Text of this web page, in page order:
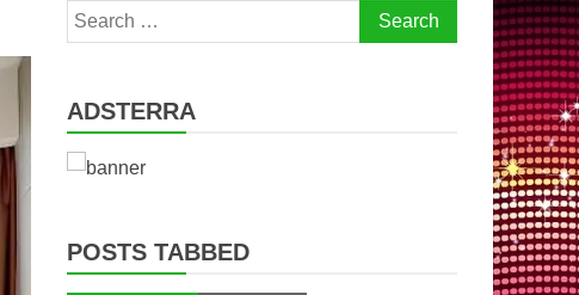
Search
for:
ADSTERRA
POSTS TABBED